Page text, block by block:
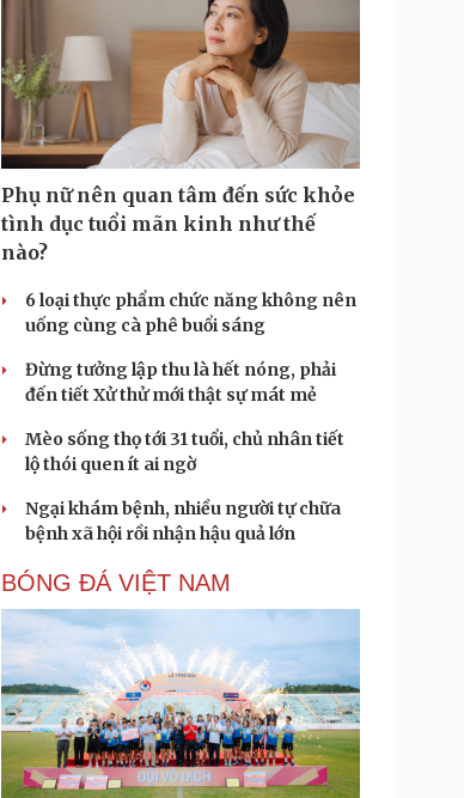
Phụ nữ nên quan tâm đến sức khỏe
tình dục tuổi mãn kinh như thế
nào?
6 loại thực phẩm chức năng không nên
uống cùng cà phê buổi sáng
Đừng tưởng lập thu là hết nóng, phải
đến tiết Xử thử mới thật sự mát mẻ
Mèo sống thọ tới 31 tuổi, chủ nhân tiết
lộ thói quen ít ai ngờ
Ngại khám bệnh, nhiều người tự chữa
bệnh xã hội rồi nhận hậu quả lớn
BÓNG ĐÁ VIỆT NAM